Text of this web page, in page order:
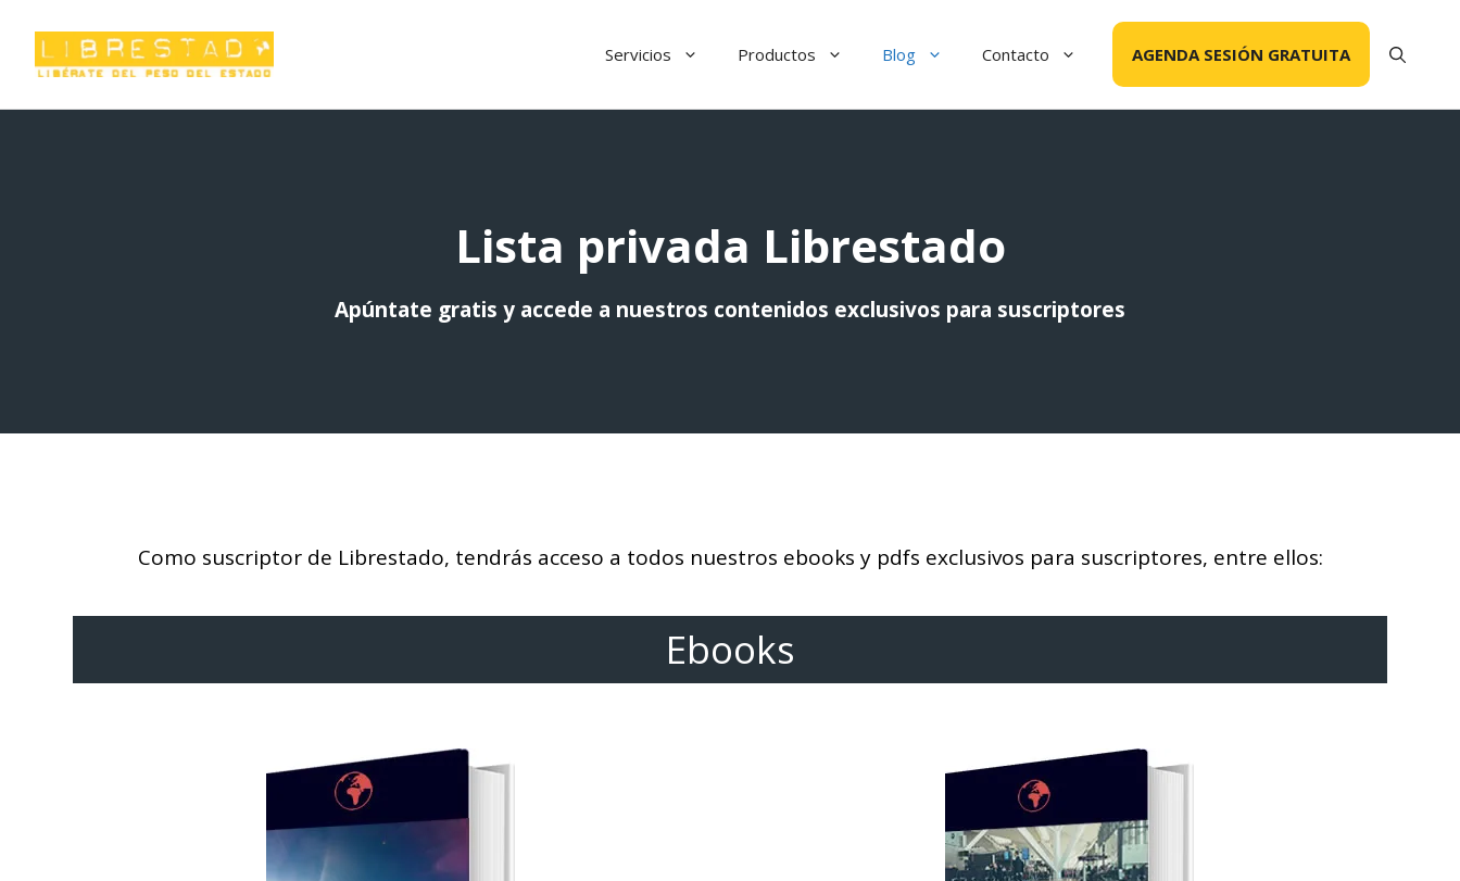
contenido
Servicios Productos Blog Contacto AGENDA SESIÓN GRATUITA
Lista privada Librestado
Apúntate gratis y accede a nuestros contenidos exclusivos para suscriptores
Como suscriptor de Librestado, tendrás acceso a todos nuestros ebooks y pdfs exclusivos para suscriptores, entre ellos:
Ebooks